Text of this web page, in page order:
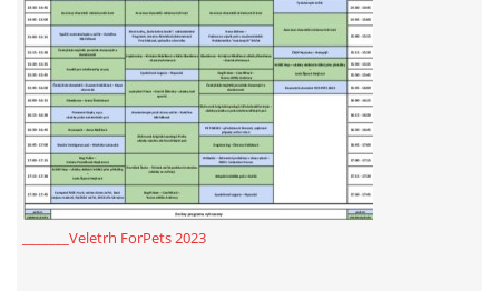
_______Veletrh ForPets 2023